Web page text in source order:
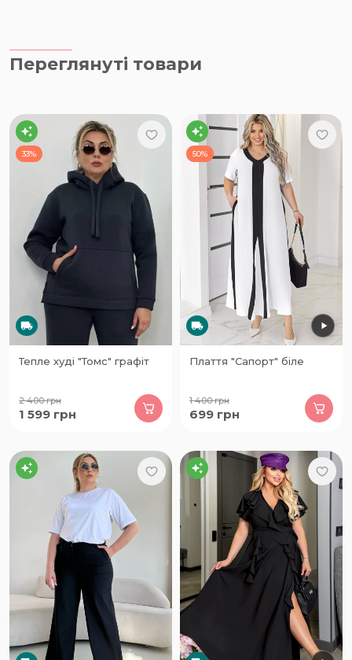
Переглянуті товари
33%
Тепле худі "Томс" графіт
2 400грн
1 599 грн
50%
Плаття "Сапорт" біле
1 400грн
699 грн